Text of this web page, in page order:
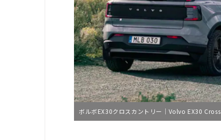
ボルボEX30クロスカントリー｜Volvo EX30